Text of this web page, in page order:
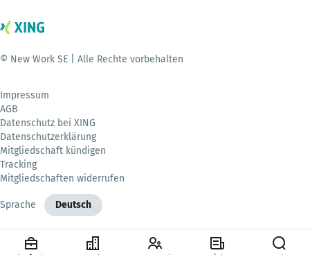
© New Work SE | Alle Rechte vorbehalten
Impressum
AGB
Datenschutz bei XING
Datenschutzerklärung
Mitgliedschaft kündigen
Tracking
Mitgliedschaften widerrufen
Sprache Deutsch